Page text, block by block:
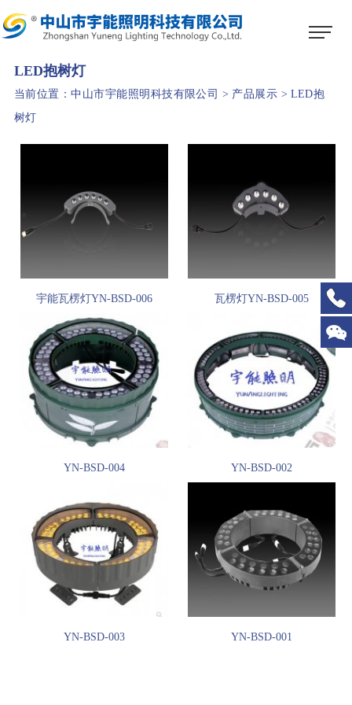
1
LED抱树灯
当前位置：中山市宇能照明科技有限公司 > 产品展示 >LED抱
树灯
宇能瓦楞灯YN-BSD-006 瓦楞灯YN-BSD-005
YN-BSD-004 YN-BSD-002
YN-BSD-003 YN-BSD-001